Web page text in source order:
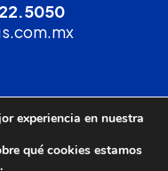
!
experiencia en nuestra
qué cookies estamos
.